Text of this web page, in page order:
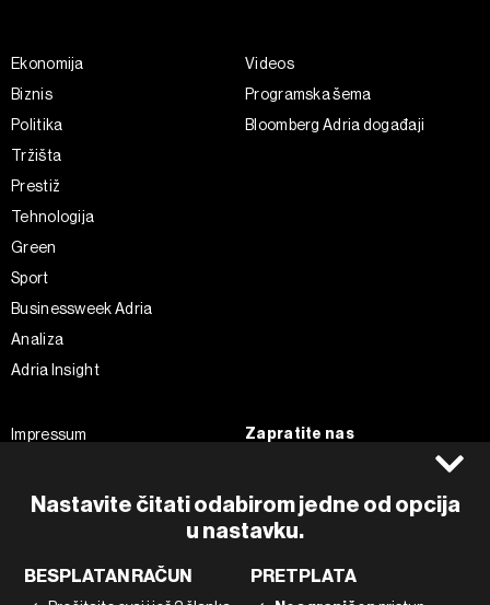
Nastavite čitati odabirom jedne od opcija
u nastavku.
BESPLATAN RAČUN PRETPLATA
Ekonomija
Biznis
Politika
Tržišta
Prestiž
Tehnologija
Green
Sport
Businessweek Adria
Analiza
Adria Insight
Videos
Programska šema
Bloomberg Adria događaji
Impressum
Pravila privatnosti
Korištenje umjetne inteligencije
Zapratite nas
Instagram
Twitter
Tiktok